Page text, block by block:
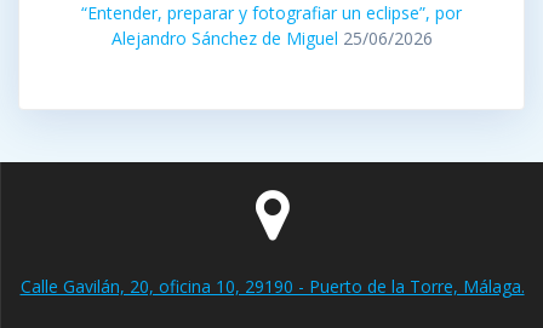
“Entender, preparar y fotografiar un eclipse”, por
Alejandro Sánchez de Miguel 25/06/2026
Calle Gavilán, 20, oficina 10, 29190 - Puerto de la Torre, Málaga.